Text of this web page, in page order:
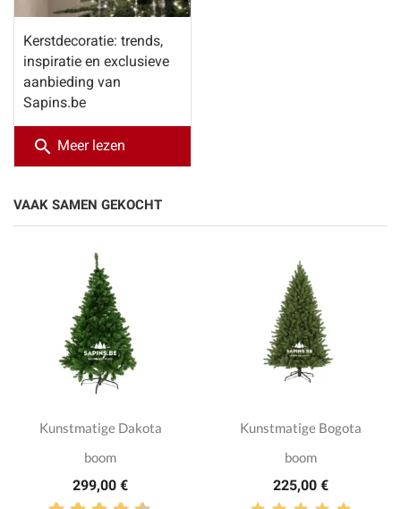
Kerstdecoratie: trends,
inspiratie en exclusieve
aanbieding van
Sapins.be
search Meer lezen
VAAK SAMEN GEKOCHT
Kunstmatige Dakota
boom
299,00 €
Kunstmatige Bogota
boom
225,00 €